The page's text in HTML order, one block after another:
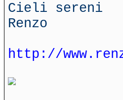
Cieli sereni
Renzo
http://